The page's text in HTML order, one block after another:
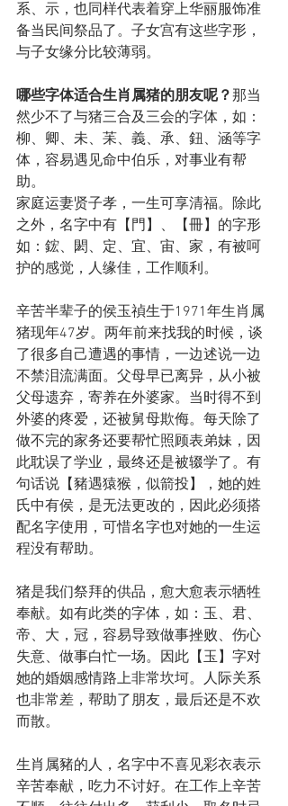
系、示，也同样代表着穿上华丽服饰准
备当民间祭品了。子女宫有这些字形，
与子女缘分比较薄弱。
哪些字体适合生肖属猪的朋友呢？那当
然少不了与猪三合及三会的字体，如：
柳、卿、未、苿、義、承、鈕、涵等字
体，容易遇见命中伯乐，对事业有帮
助。
家庭运妻贤子孝，一生可享清福。除此
之外，名字中有【門】、【冊】的字形
如：鋐、閎、定、宜、宙、家，有被呵
护的感觉，人缘佳，工作顺利。
辛苦半辈子的侯玉禎生于1971年生肖属
猪现年47岁。两年前来找我的时候，谈
了很多自己遭遇的事情，一边述说一边
不禁泪流满面。父母早已离异，从小被
父母遗弃，寄养在外婆家。当时得不到
外婆的疼爱，还被舅母欺侮。每天除了
做不完的家务还要帮忙照顾表弟妹，因
此耽误了学业，最终还是被辍学了。有
句话说【豬遇猿猴，似箭投】，她的姓
氏中有侯，是无法更改的，因此必须搭
配名字使用，可惜名字也对她的一生运
程没有帮助。
猪是我们祭拜的供品，愈大愈表示牺牲
奉献。如有此类的字体，如：玉、君、
帝、大，冠，容易导致做事挫败、伤心
失意、做事白忙一场。因此【玉】字对
她的婚姻感情路上非常坎坷。人际关系
也非常差，帮助了朋友，最后还是不欢
而散。
生肖属豬的人，名字中不喜见彩衣表示
辛苦奉献，吃力不讨好。在工作上辛苦